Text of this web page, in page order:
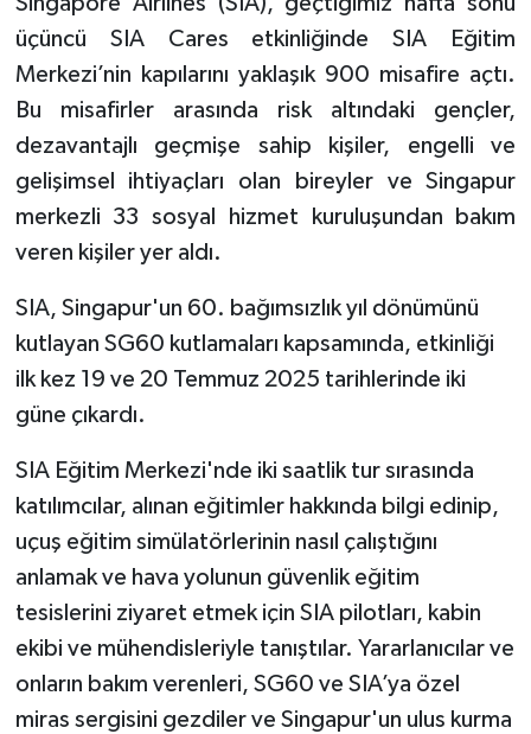
üçüncü SIA Cares etkinliğinde SIA Eğitim
Merkezi’nin kapılarını yaklaşık 900 misafire açtı.
Bu misafirler arasında risk altındaki gençler,
dezavantajlı geçmişe sahip kişiler, engelli ve
gelişimsel ihtiyaçları olan bireyler ve Singapur
merkezli 33 sosyal hizmet kuruluşundan bakım
veren kişiler yer aldı.
SIA, Singapur'un 60. bağımsızlık yıl dönümünü
kutlayan SG60 kutlamaları kapsamında, etkinliği
ilk kez 19 ve 20 Temmuz 2025 tarihlerinde iki
güne çıkardı.
SIA Eğitim Merkezi'nde iki saatlik tur sırasında
katılımcılar, alınan eğitimler hakkında bilgi edinip,
uçuş eğitim simülatörlerinin nasıl çalıştığını
anlamak ve hava yolunun güvenlik eğitim
tesislerini ziyaret etmek için SIA pilotları, kabin
ekibi ve mühendisleriyle tanıştılar. Yararlanıcılar ve
onların bakım verenleri, SG60 ve SIA’ya özel
miras sergisini gezdiler ve Singapur'un ulus kurma